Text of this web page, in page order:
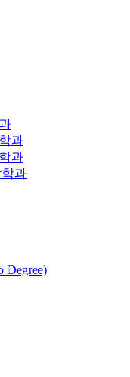
과
과
과
Degree)